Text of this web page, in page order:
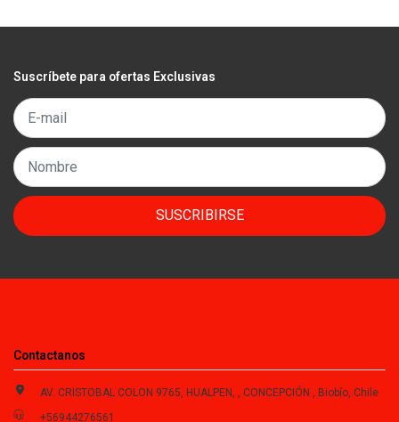
Suscríbete para ofertas Exclusivas
SUSCRIBIRSE
Contactanos
AV. CRISTOBAL COLON 9765, HUALPEN, , CONCEPCIÓN , Biobío, Chile
+56944276561